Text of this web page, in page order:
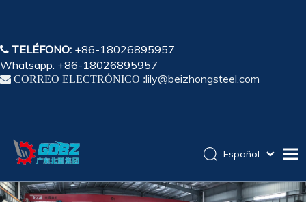
 TELÉFONO: +86-18026895957
Whatsapp: +86-18026895957
 CORREO ELECTRÓNICO :lily@beizhongsteel.com
Hogar
Español
简体中文